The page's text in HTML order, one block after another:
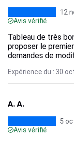
12
Avis vérifié
Tableau de très
proposer le
demandes de
Expérience du : 30
A. A.
5
Avis vérifié